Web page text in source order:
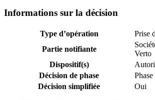
Informations sur la décision
Type d’opération
Prise
Partie notifiante
Verto
Dispositif(s)
Décision de phase
Phase
Décision simplifiée
Oui